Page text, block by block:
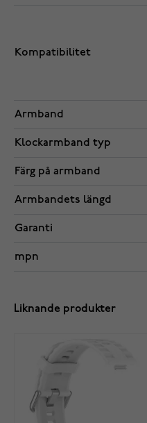
Kompatibilitet
Armband
Klockarmband typ
Färg på armband
Armbandets längd
Garanti
mpn
Liknande produkter